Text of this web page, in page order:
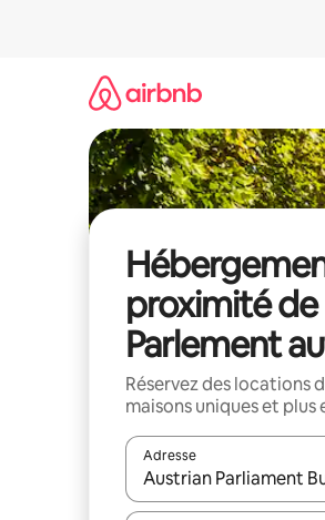
proximité
Parlement
Réservez des locations
maisons uniques et
Adresse
Lorsque les résultats